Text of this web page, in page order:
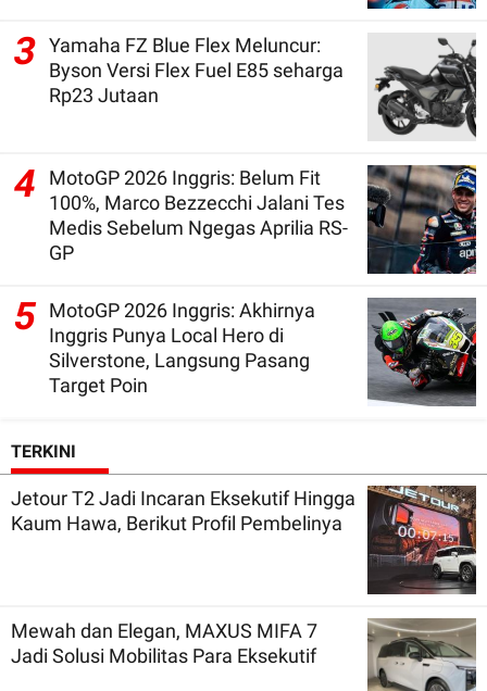
3 Yamaha FZ Blue Flex Meluncur:
Byson Versi Flex Fuel E85 seharga
Rp23 Jutaan
4
MotoGP 2026 Inggris: Belum Fit
100%, Marco Bezzecchi Jalani Tes
Medis Sebelum Ngegas Aprilia RS-
GP
5 MotoGP 2026 Inggris: Akhirnya
Inggris Punya Local Hero di
Silverstone, Langsung Pasang
Target Poin
TERKINI
Jetour T2 Jadi Incaran Eksekutif Hingga
Kaum Hawa, Berikut Profil Pembelinya
Mewah dan Elegan, MAXUS MIFA 7
Jadi Solusi Mobilitas Para Eksekutif